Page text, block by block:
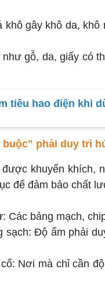
gây khô da,
gỗ, da, giấy có
tiêu hao điện khi
phải duy trì
khuyến khích,
để đảm bảo chất
Các bảng mạch,
sạch: Độ ẩm phải
Nơi mà chỉ cần